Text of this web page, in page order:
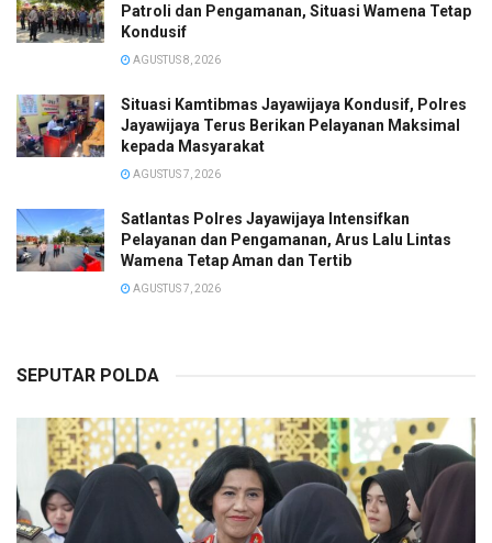
Patroli dan Pengamanan, Situasi Wamena Tetap
Kondusif
AGUSTUS 8, 2026
Situasi Kamtibmas Jayawijaya Kondusif, Polres
Jayawijaya Terus Berikan Pelayanan Maksimal
kepada Masyarakat
AGUSTUS 7, 2026
Satlantas Polres Jayawijaya Intensifkan
Pelayanan dan Pengamanan, Arus Lalu Lintas
Wamena Tetap Aman dan Tertib
AGUSTUS 7, 2026
SEPUTAR POLDA